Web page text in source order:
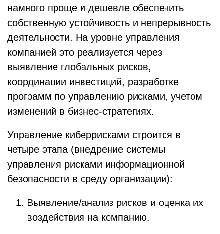
намного проще и дешевле обеспечить
собственную устойчивость и непрерывность
деятельности. На уровне управления
компанией это реализуется через
выявление глобальных рисков,
координации инвестиций, разработке
программ по управлению рисками, учетом
изменений в бизнес-стратегиях.
Управление киберрисками строится в
четыре этапа (внедрение системы
управления рисками информационной
безопасности в среду организации):
Выявление/анализ рисков и оценка их
воздействия на компанию.